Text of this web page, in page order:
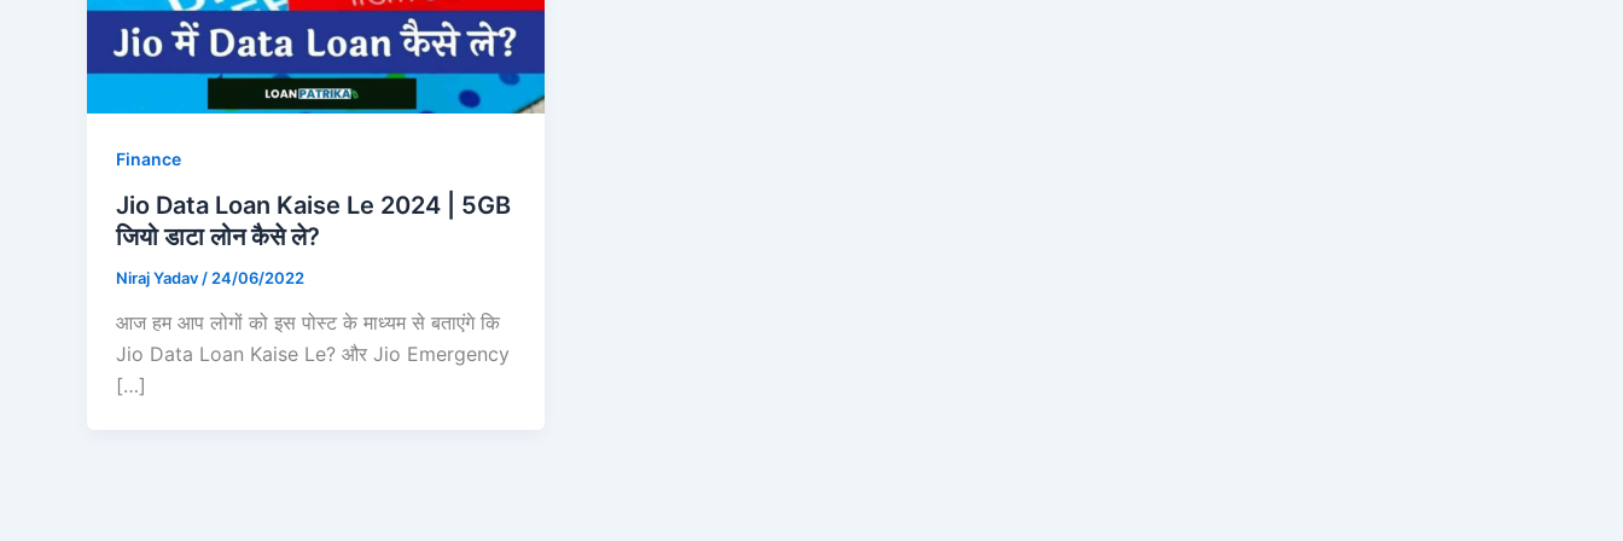
Finance
Jio Data Loan Kaise Le 2024 | 5GB
जियो डाटा लोन कैसे ले?
Niraj Yadav / 24/06/2022
आज हम आप लोगों को इस पोस्ट के माध्यम से बताएंगे कि
Jio Data Loan Kaise Le? और Jio Emergency
[…]